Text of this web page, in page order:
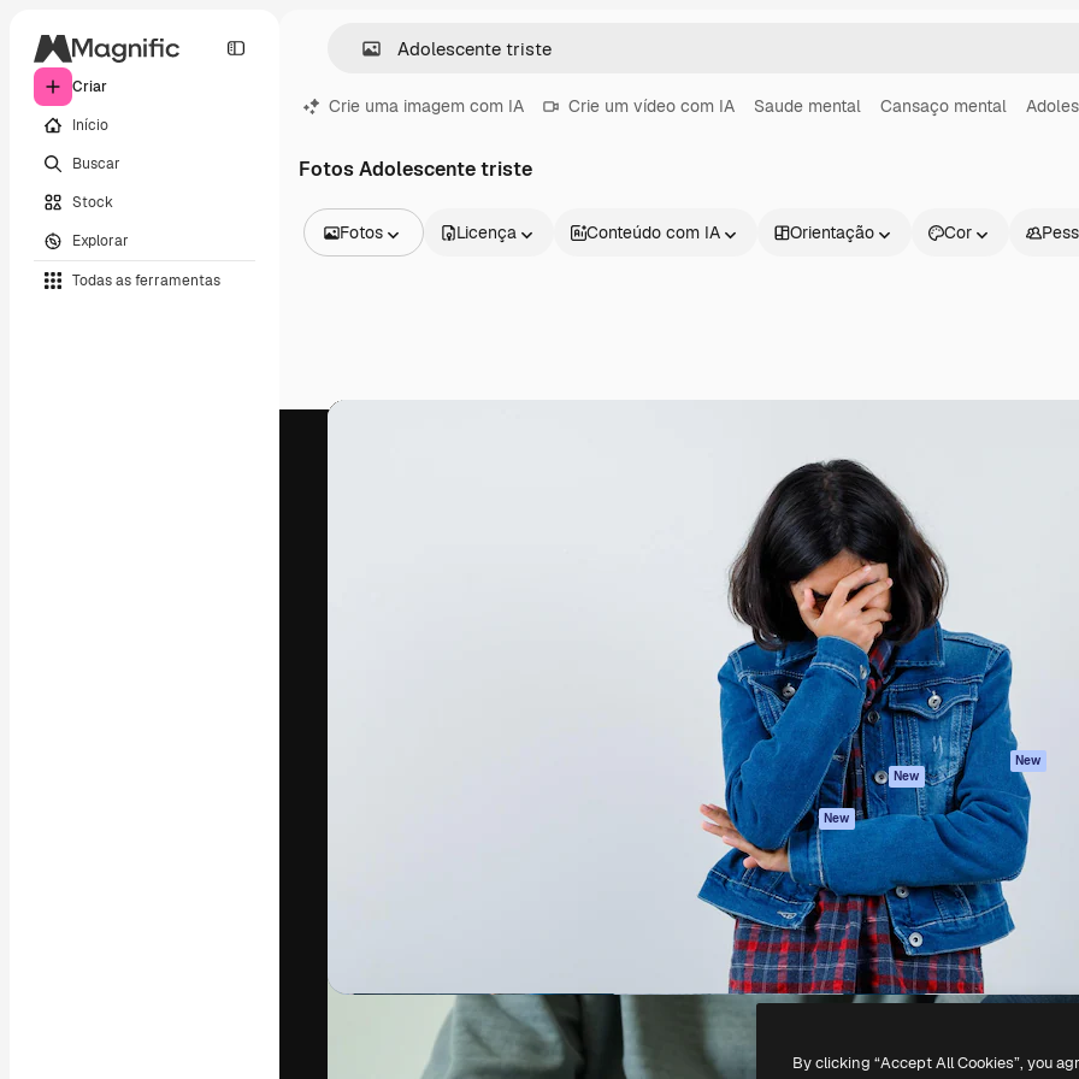
Criar
Início
Buscar
Stock
Explorar
Todas as ferramentas
Crie uma imagem com IA Crie um vídeo com IA Saude mental Cansaço mental
Fotos Adolescente triste
Fotos
Vídeos
Licença Conteúdo com IA Orientação Cor
A plataforma criativa para você direcionar
seu melhor trabalho. Mais de 1 milhão de
Produtos
Spaces
Assistente de IA
Gerador de
imagens
Gerador de vídeos
Texto para voz
Conteúdo de stock
MCP para
Claude/ChatGPT
New
Agentes New
API
App móvel
Todas as
ferramentas
Academy
Documentação
Termos e
condições
Política de
privacidade
Originais
New
Política de cookies
Central de
confiabilidade
Afiliados
Empresas
Copyright © 2010-2026 Freepik Company S.L.U. Todos os direitos reservados.
By clicking “Accept All Cookies”, you